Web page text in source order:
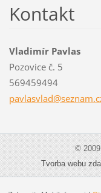
Kontakt
Vladimír Pavlas
Pozovice č. 5
569459494
pavlasvlad@sezna
©
Tvorba webu